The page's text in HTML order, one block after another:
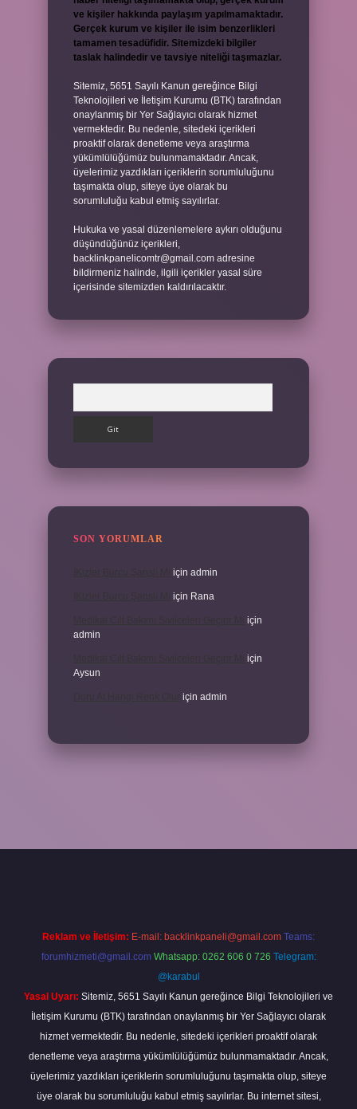
ve kişiler hakkında paylaşım yapılmamaktadır.
Gerçek kurum ve kişiler ile isim benzerlikleri
tamamen tesadüfidir. Sitemizdeki bilgiler
taslak halindedir ve tavsiye niteliği taşımazlar.
Sitemiz, 5651 Sayılı Kanun gereğince Bilgi
Teknolojileri ve İletişim Kurumu (BTK) tarafından
onaylanmış bir Yer Sağlayıcı olarak hizmet
vermektedir. Bu nedenle, sitedeki içerikleri
proaktif olarak denetleme veya araştırma
yükümlülüğümüz bulunmamaktadır. Ancak,
üyelerimiz yazdıkları içeriklerin sorumluluğunu
taşımakta olup, siteye üye olarak bu
sorumluluğu kabul etmiş sayılırlar.
Hukuka ve yasal düzenlemelere aykırı olduğunu
düşündüğünüz içerikleri,
backlinkpanelicomtr@gmail.com adresine
bildirmeniz halinde, ilgili içerikler yasal süre
içerisinde sitemizden kaldırılacaktır.
SON YORUMLAR
için admin
için Rana
için
admin
için
Aysun
için admin
Reklam ve İletişim: E-mail: backlinkpaneli@gmail.com Teams:
forumhizmeti@gmail.com Whatsapp: 0262 606 0 726 Telegram:
@karabul
Yasal Uyarı: Sitemiz, 5651 Sayılı Kanun gereğince Bilgi Teknolojileri ve
İletişim Kurumu (BTK) tarafından onaylanmış bir Yer Sağlayıcı olarak
hizmet vermektedir. Bu nedenle, sitedeki içerikleri proaktif olarak
denetleme veya araştırma yükümlülüğümüz bulunmamaktadır. Ancak,
üyelerimiz yazdıkları içeriklerin sorumluluğunu taşımakta olup, siteye
üye olarak bu sorumluluğu kabul etmiş sayılırlar. Bu internet sitesi,